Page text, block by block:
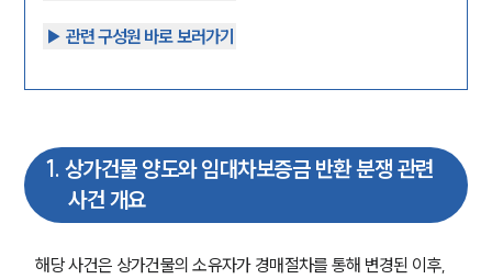
▶︎ 관련 구성원 바로 보러가기
1 . 상가건물 양도와 임대차보증금 반환 분쟁 관련
사건 개요
해당 사건은 상가건물의 소유자가 경매절차를 통해 변경된 이후,